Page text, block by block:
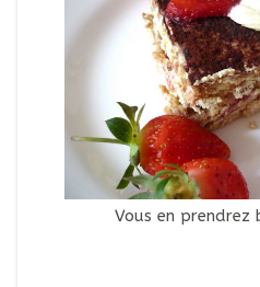
Vous en prendrez